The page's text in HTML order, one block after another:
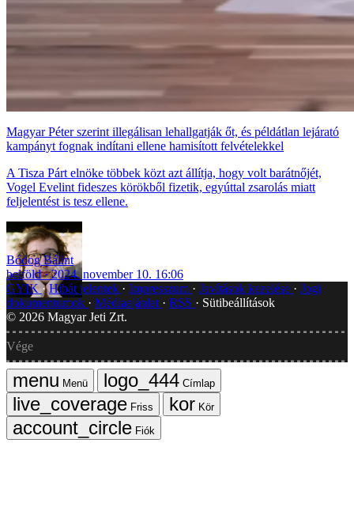
Magyar Péter szerint illegálisan lehallgatják őt, és példátlan lejárató
kampányt fognak indítani ellene hamisított felvételekkel
A Tisza Párt elnöke többek közt azt állítja, hogy volt barátnőjét,
Vogel Evelint fideszes körökből fizetik, egyúttal zsarolás miatt
feljelentést is tesz ellene.
Bódog Bálint
belföld
2024. november 10. 16:06
GYIK Hibát jelentek Impresszum Javítások kezelése
Jogi
dokumentumok
Médiaajánlat RSS
Sütibeállítások
© 2026 Magyar Jeti Zrt.
Vége
Menü
Címlap
Friss
Kör
Fiók